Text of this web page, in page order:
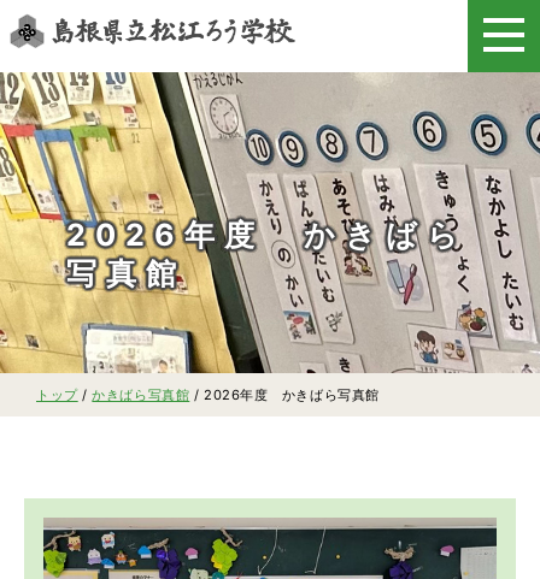
このページの本文へ
2026年度 かきばら
写真館
現
在
トップ/かきばら写真館 / 2026年度 かきばら写真館